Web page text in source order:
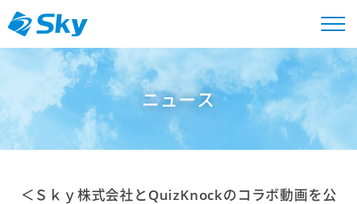
ニュース
＜Ｓｋｙ株式会社とQuizKnockのコラボ動画を公